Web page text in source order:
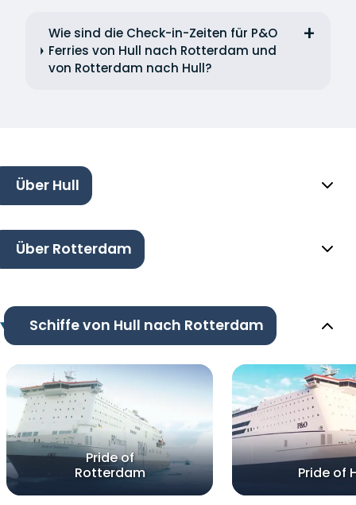
Wie sind die Check-in-Zeiten für P&O
Ferries von Hull nach Rotterdam und
von Rotterdam nach Hull?
Über Hull
Über Rotterdam
Schiffe von Hull nach Rotterdam
Pride of
Rotterdam
Pride of